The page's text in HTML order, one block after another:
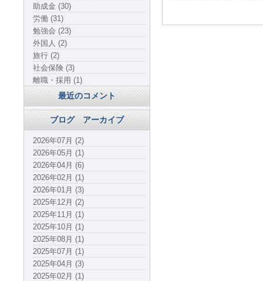
助成金 (30)
労働 (31)
勉強会 (23)
外国人 (2)
旅行 (2)
社会保険 (3)
離職・採用 (1)
最近のコメント
ブログ アーカイブ
2026年07月 (2)
2026年05月 (1)
2026年04月 (6)
2026年02月 (1)
2026年01月 (3)
2025年12月 (2)
2025年11月 (1)
2025年10月 (1)
2025年08月 (1)
2025年07月 (1)
2025年04月 (3)
2025年02月 (1)